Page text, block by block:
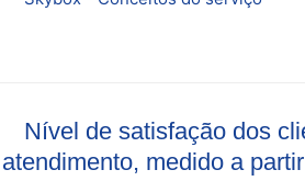
Nível de satisfação dos
atendimento, medido a